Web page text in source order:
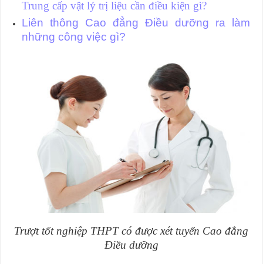
Trung cấp vật lý trị liệu cần điều kiện gì?
Liên thông Cao đẳng Điều dưỡng ra làm
những công việc gì?
Trượt tốt nghiệp THPT có được xét tuyển Cao đẳng
Điều dưỡng